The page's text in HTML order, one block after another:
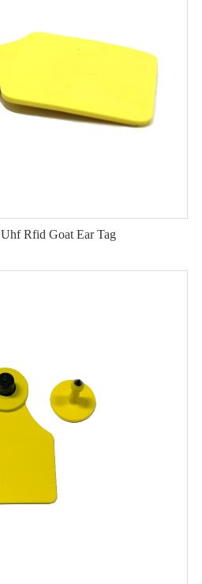
95 مللي متر Uhf Rfid Goat Ear Tag